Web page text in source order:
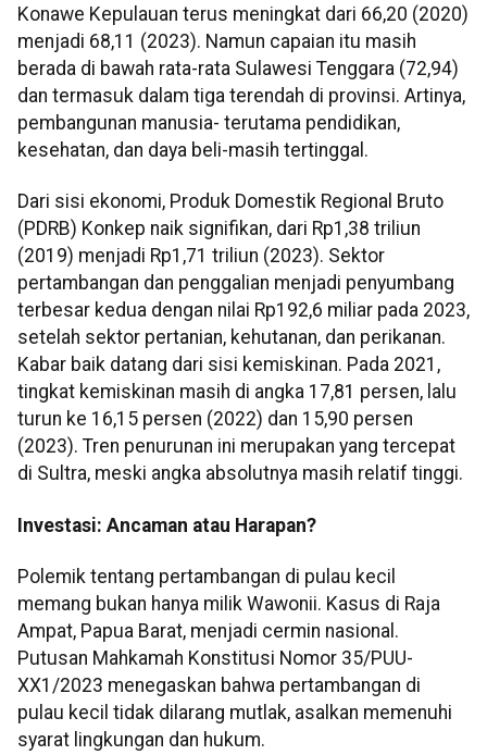
Konawe Kepulauan terus meningkat dari 66,20 (2020)
menjadi 68,11 (2023). Namun capaian itu masih
berada di bawah rata-rata Sulawesi Tenggara (72,94)
dan termasuk dalam tiga terendah di provinsi. Artinya,
pembangunan manusia- terutama pendidikan,
kesehatan, dan daya beli-masih tertinggal.
Dari sisi ekonomi, Produk Domestik Regional Bruto
(PDRB) Konkep naik signifikan, dari Rp1,38 triliun
(2019) menjadi Rp1,71 triliun (2023). Sektor
pertambangan dan penggalian menjadi penyumbang
terbesar kedua dengan nilai Rp192,6 miliar pada 2023,
setelah sektor pertanian, kehutanan, dan perikanan.
Kabar baik datang dari sisi kemiskinan. Pada 2021,
tingkat kemiskinan masih di angka 17,81 persen, lalu
turun ke 16,15 persen (2022) dan 15,90 persen
(2023). Tren penurunan ini merupakan yang tercepat
di Sultra, meski angka absolutnya masih relatif tinggi.
Investasi: Ancaman atau Harapan?
Polemik tentang pertambangan di pulau kecil
memang bukan hanya milik Wawonii. Kasus di Raja
Ampat, Papua Barat, menjadi cermin nasional.
Putusan Mahkamah Konstitusi Nomor 35/PUU-
XX1/2023 menegaskan bahwa pertambangan di
pulau kecil tidak dilarang mutlak, asalkan memenuhi
syarat lingkungan dan hukum.